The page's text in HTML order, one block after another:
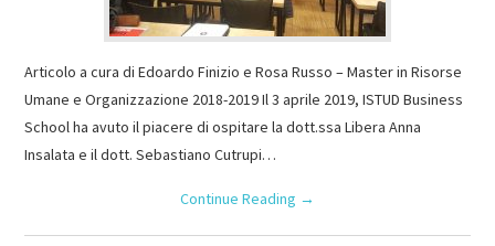
Articolo a cura di Edoardo Finizio e Rosa Russo – Master in Risorse
Umane e Organizzazione 2018-2019 Il 3 aprile 2019, ISTUD Business
School ha avuto il piacere di ospitare la dott.ssa Libera Anna
Insalata e il dott. Sebastiano Cutrupi…
Continue Reading →